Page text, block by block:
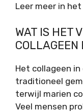
Leer meer in
WAT IS HET
COLLAGEEN
Het collageen
traditioneel
terwijl marien
Veel mensen